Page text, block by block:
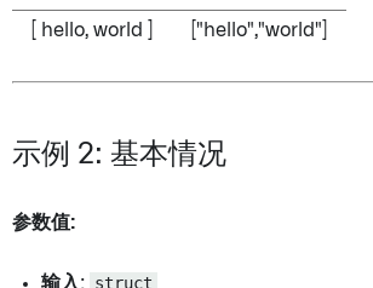
[ hello, world ] ["hello","world"]
示例 2: 基本情况
参数值:
输入: struct